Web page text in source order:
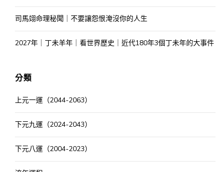
司馬翊命理秘聞｜不要讓怨恨淹沒你的人生
2027年｜丁未羊年｜看世界歷史｜近代180年3個丁未年的大事件
分類
上元一運（2044-2063）
下元九運（2024-2043）
下元八運（2004-2023）